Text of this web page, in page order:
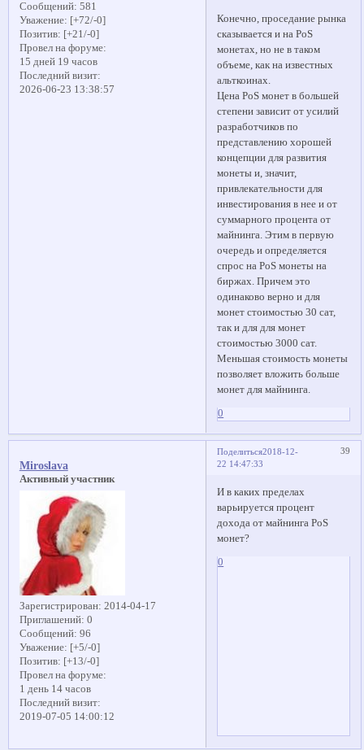
Сообщений: 581
Уважение: [+72/-0]
Позитив: [+21/-0]
Провел на форуме:
15 дней 19 часов
Последний визит:
2026-06-23 13:38:57
Конечно, проседание рынка
сказывается и на PoS
монетах, но не в таком
объеме, как на известных
альткоинах.
Цена PoS монет в большей
степени зависит от усилий
разработчиков по
представлению хорошей
концепции для развития
монеты и, значит,
привлекательности для
инвестирования в нее и от
суммарного процента от
майнинга. Этим в первую
очередь и определяется
спрос на PoS монеты на
биржах. Причем это
одинаково верно и для
монет стоимостью 30 сат,
так и для для монет
стоимостью 3000 сат.
Меньшая стоимость монеты
позволяет вложить больше
монет для майнинга.
0
Поделиться 39
2018-12-
22 14:47:33
Miroslava
Активный участник
Зарегистрирован: 2014-04-17
Приглашений: 0
Сообщений: 96
Уважение: [+5/-0]
Позитив: [+13/-0]
Провел на форуме:
1 день 14 часов
Последний визит:
2019-07-05 14:00:12
И в каких пределах
варьируется процент
дохода от майнинга PoS
монет?
0